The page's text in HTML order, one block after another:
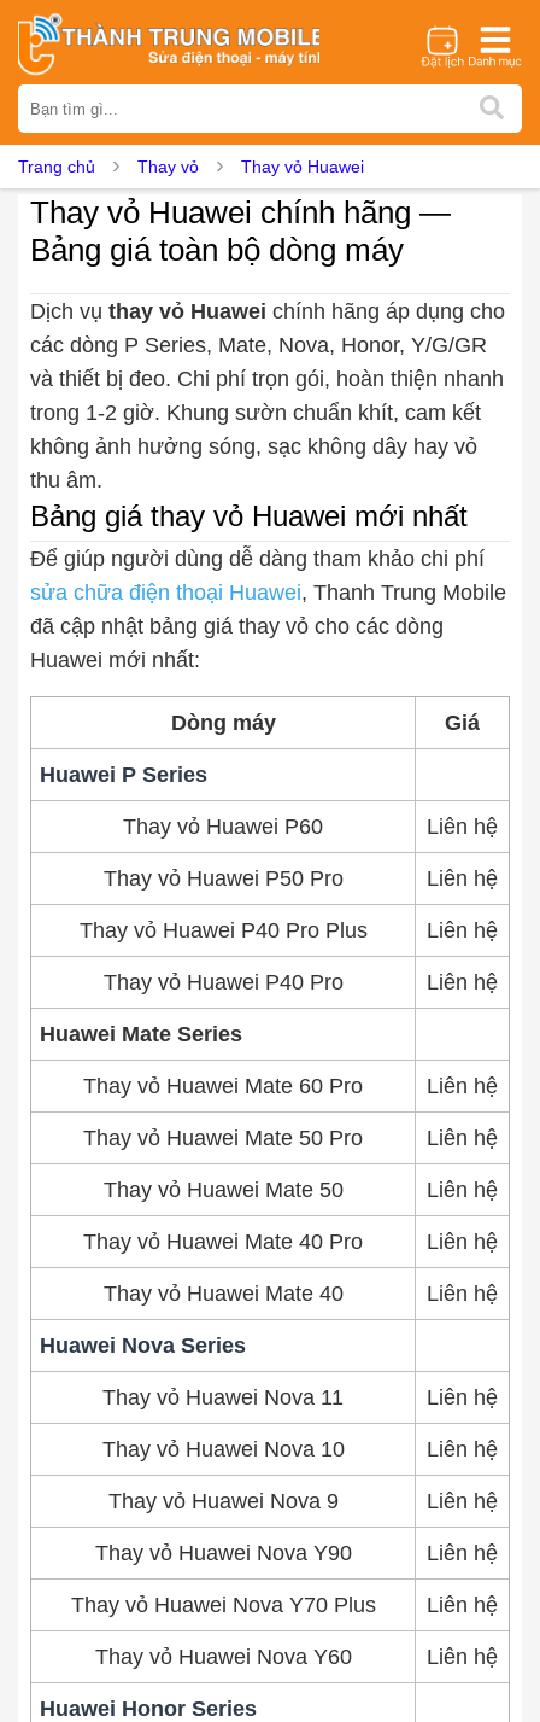
iPhone Samsung Oppo Xiaomi Realme Vivo
Vsmart Nokia
Asus Sony Vertu LG Tecno
Dịch vụ sửa chữa
Thay màn hình Thay pin Ép kính Thay camera
Thay loa Thay kính lưng Thay vỏ Thay chân sạc
Thay mic Thay rung Thay main Unlock - Mở Khoá
Thay màn hình
Màn hình Xiaomi Màn hình Realme Màn hình Vivo
Thay pin
Pin iPhone Pin Samsumg Pin Oppo Pin Xiaomi
Pin Realme
Thay vỏ
Vỏ iPhone Vỏ Samsung Vỏ Xiaomi Vỏ Oppo
Trang chủ Thay vỏ Thay vỏ Huawei
Thay vỏ Huawei chính hãng —
Bảng giá toàn bộ dòng máy
Dịch vụ thay vỏ Huawei chính hãng áp dụng cho
các dòng P Series, Mate, Nova, Honor, Y/G/GR
và thiết bị đeo. Chi phí trọn gói, hoàn thiện nhanh
trong 1-2 giờ. Khung sườn chuẩn khít, cam kết
không ảnh hưởng sóng, sạc không dây hay vỏ
thu âm.
Bảng giá thay vỏ Huawei mới nhất
Để giúp người dùng dễ dàng tham khảo chi phí
sửa chữa điện thoại Huawei, Thanh Trung Mobile
đã cập nhật bảng giá thay vỏ cho các dòng
Huawei mới nhất:
Dòng máy Giá
Huawei P Series
Thay vỏ Huawei P60 Liên hệ
Thay vỏ Huawei P50 Pro Liên hệ
Thay vỏ Huawei P40 Pro Plus Liên hệ
Thay vỏ Huawei P40 Pro Liên hệ
Huawei Mate Series
Thay vỏ Huawei Mate 60 Pro Liên hệ
Thay vỏ Huawei Mate 50 Pro Liên hệ
Thay vỏ Huawei Mate 50 Liên hệ
Thay vỏ Huawei Mate 40 Pro Liên hệ
Thay vỏ Huawei Mate 40 Liên hệ
Huawei Nova Series
Thay vỏ Huawei Nova 11 Liên hệ
Thay vỏ Huawei Nova 10 Liên hệ
Thay vỏ Huawei Nova 9 Liên hệ
Thay vỏ Huawei Nova Y90 Liên hệ
Thay vỏ Huawei Nova Y70 Plus Liên hệ
Thay vỏ Huawei Nova Y60 Liên hệ
Huawei Honor Series